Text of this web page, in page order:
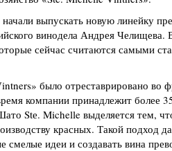
выпускать новую линейку
винодела Андрея
сейчас считаются самыми
было отреставрировано во
компании принадлежит более
Stе. Michelle выделяется тем,
красных. Такой подход
идеи и создавать вина